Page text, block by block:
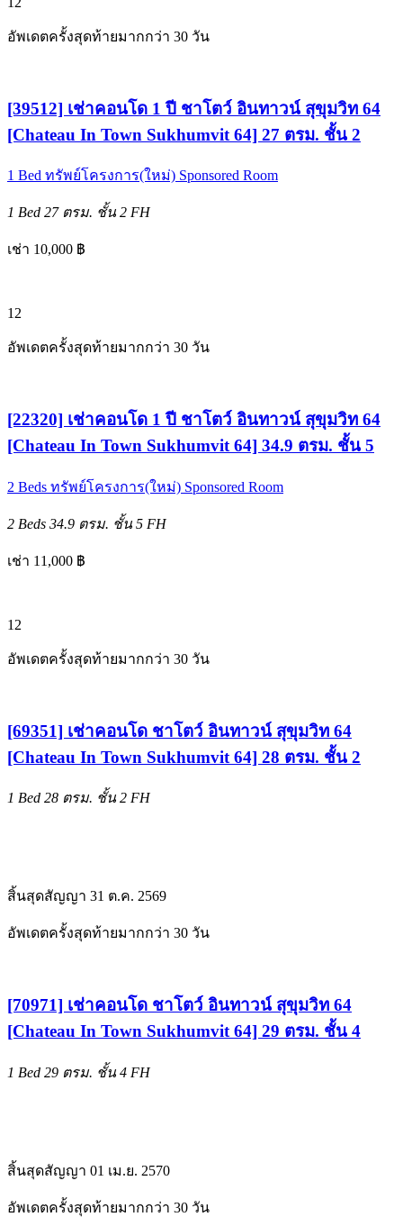
อัพเดตครั้งสุดท้ายมากกว่า 30 วัน
[39512] เช่าคอนโด 1 ปี ชาโตว์ อินทาวน์ สุขุมวิท 64
[Chateau In Town Sukhumvit 64] 27 ตรม. ชั้น 2
1 Bed ทรัพย์โครงการ(ใหม่) Sponsored Room
1 Bed 27 ตรม. ชั้น 2 FH
เช่า 10,000 ฿
12
อัพเดตครั้งสุดท้ายมากกว่า 30 วัน
[22320] เช่าคอนโด 1 ปี ชาโตว์ อินทาวน์ สุขุมวิท 64
[Chateau In Town Sukhumvit 64] 34.9 ตรม. ชั้น 5
2 Beds ทรัพย์โครงการ(ใหม่) Sponsored Room
2 Beds 34.9 ตรม. ชั้น 5 FH
เช่า 11,000 ฿
12
อัพเดตครั้งสุดท้ายมากกว่า 30 วัน
[69351] เช่าคอนโด ชาโตว์ อินทาวน์ สุขุมวิท 64
[Chateau In Town Sukhumvit 64] 28 ตรม. ชั้น 2
1 Bed 28 ตรม. ชั้น 2 FH
สิ้นสุดสัญญา 31 ต.ค. 2569
อัพเดตครั้งสุดท้ายมากกว่า 30 วัน
[70971] เช่าคอนโด ชาโตว์ อินทาวน์ สุขุมวิท 64
[Chateau In Town Sukhumvit 64] 29 ตรม. ชั้น 4
1 Bed 29 ตรม. ชั้น 4 FH
สิ้นสุดสัญญา 01 เม.ย. 2570
อัพเดตครั้งสุดท้ายมากกว่า 30 วัน